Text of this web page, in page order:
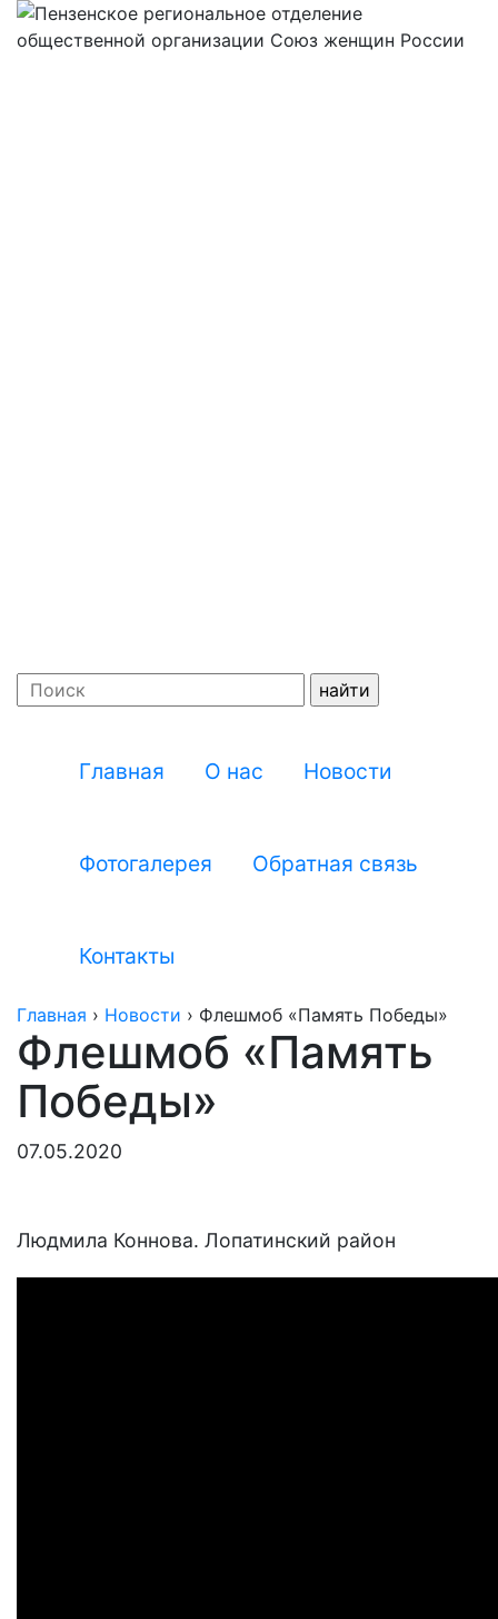
Главная О нас Новости
Фотогалерея Обратная связь
Контакты
Главная › Новости › Флешмоб «Память Победы»
Флешмоб «Память
Победы»
07.05.2020
Людмила Коннова. Лопатинский район